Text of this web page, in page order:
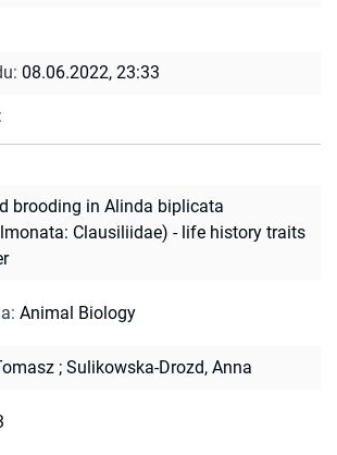
08.06.2022, 23:33
brooding in Alinda biplicata
Clausiliidae) - life history traits
: Animal Biology
; Sulikowska-Drozd, Anna